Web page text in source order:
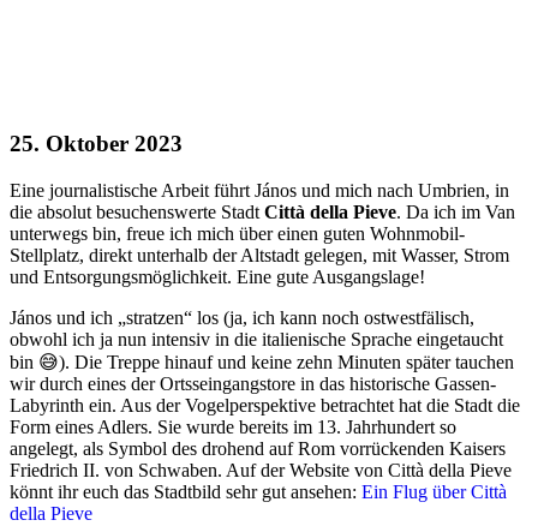
25. Oktober 2023
Eine journalistische Arbeit führt János und mich nach Umbrien, in
die absolut besuchenswerte Stadt Città della Pieve. Da ich im Van
unterwegs bin, freue ich mich über einen guten Wohnmobil-
Stellplatz, direkt unterhalb der Altstadt gelegen, mit Wasser, Strom
und Entsorgungsmöglichkeit. Eine gute Ausgangslage!
János und ich „stratzen“ los (ja, ich kann noch ostwestfälisch,
obwohl ich ja nun intensiv in die italienische Sprache eingetaucht
bin 😅). Die Treppe hinauf und keine zehn Minuten später tauchen
wir durch eines der Ortsseingangstore in das historische Gassen-
Labyrinth ein. Aus der Vogelperspektive betrachtet hat die Stadt die
Form eines Adlers. Sie wurde bereits im 13. Jahrhundert so
angelegt, als Symbol des drohend auf Rom vorrückenden Kaisers
Friedrich II. von Schwaben. Auf der Website von Città della Pieve
könnt ihr euch das Stadtbild sehr gut ansehen: Ein Flug über Città
della Pieve